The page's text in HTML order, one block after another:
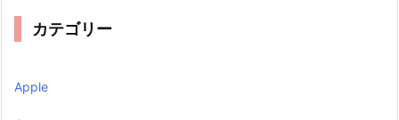
カテゴリー
Apple